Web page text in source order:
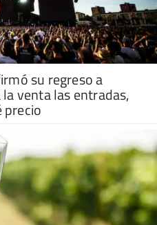
su regreso a
venta las entradas,
precio